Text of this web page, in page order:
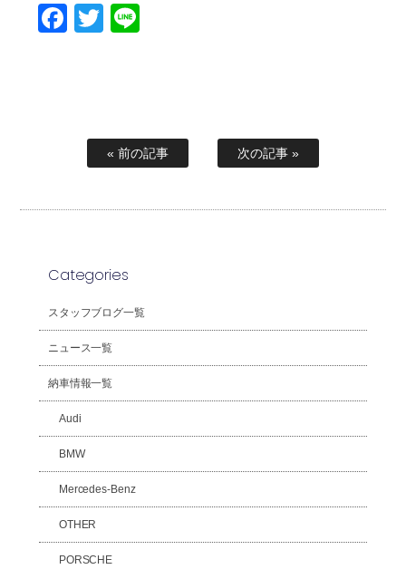
Facebook
Twitter
« 前の記事 次の記事 »
Categories
スタッフブログ一覧
ニュース一覧
納車情報一覧
Audi
BMW
Mercedes-Benz
OTHER
PORSCHE